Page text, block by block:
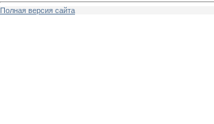
Полная версия сайта